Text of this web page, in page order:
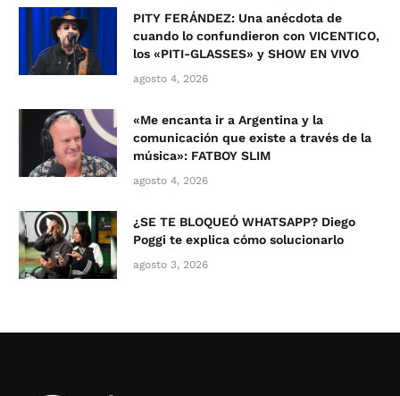
PITY FERÁNDEZ: Una anécdota de
cuando lo confundieron con VICENTICO,
los «PITI-GLASSES» y SHOW EN VIVO
agosto 4, 2026
«Me encanta ir a Argentina y la
comunicación que existe a través de la
música»: FATBOY SLIM
agosto 4, 2026
¿SE TE BLOQUEÓ WHATSAPP? Diego
Poggi te explica cómo solucionarlo
agosto 3, 2026